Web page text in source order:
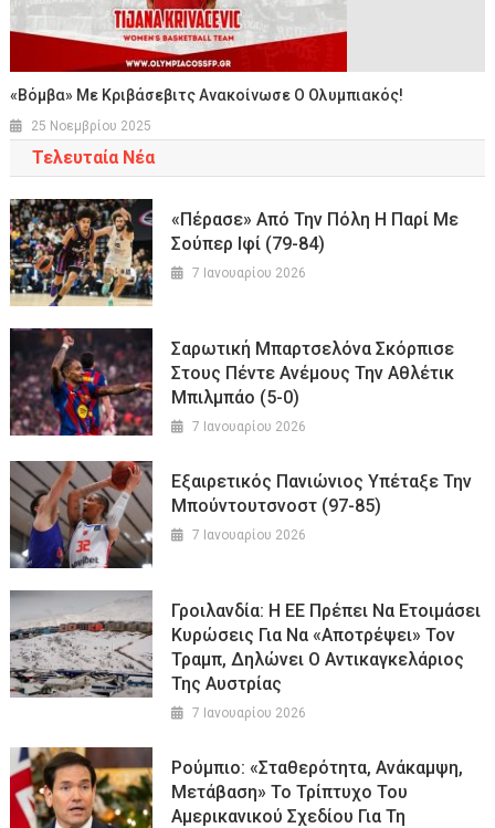
«Βόμβα» Με Κριβάσεβιτς Ανακοίνωσε Ο Ολυμπιακός!
25 Νοεμβρίου 2025
Τελευταία Νέα
«Πέρασε» Από Την Πόλη Η Παρί Με
Σούπερ Ιφί (79-84)
7 Ιανουαρίου 2026
Σαρωτική Μπαρτσελόνα Σκόρπισε
Στους Πέντε Ανέμους Την Αθλέτικ
Μπιλμπάο (5-0)
7 Ιανουαρίου 2026
Εξαιρετικός Πανιώνιος Υπέταξε Την
Μπούντουτσνοστ (97-85)
7 Ιανουαρίου 2026
Γροιλανδία: Η ΕΕ Πρέπει Να Ετοιμάσει
Κυρώσεις Για Να «αποτρέψει» Τον
Τραμπ, Δηλώνει Ο Αντικαγκελάριος
Της Αυστρίας
7 Ιανουαρίου 2026
Ρούμπιο: «Σταθερότητα, Ανάκαμψη,
Μετάβαση» Το Τρίπτυχο Του
Αμερικανικού Σχεδίου Για Τη